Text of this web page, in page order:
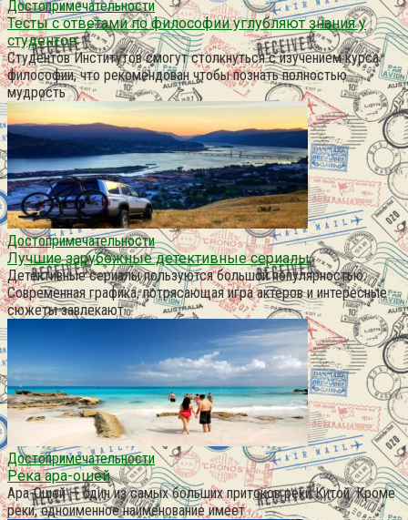
Достопримечательности
Тесты с ответами по философии углубляют знания у
студентов
Студентов Институтов смогут столкнуться с изучением курса
философии, что рекомендован чтобы познать полностью
мудрость
Достопримечательности
Лучшие зарубежные детективные сериалы
Детективные сериалы пользуются большой популярностью.
Современная графика, потрясающая игра актеров и интересные
сюжеты завлекают
Достопримечательности
Река ара-ошей
Ара-Ошей — один из самых больших притоков реки Китой. Кроме
реки, одноименное наименование имеет